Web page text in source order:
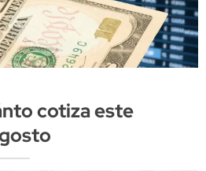
cotiza este